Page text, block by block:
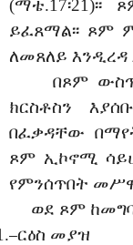
ይፈጸማል፡፡
ለመጸለይ እንዲረዳ
በጾም
ክርስቶስን
በፈቃዳቸው
ጾም ኢኮኖሚ
የምንሰጥበት
ወደ ጾም
–ርዕስ መያዝ